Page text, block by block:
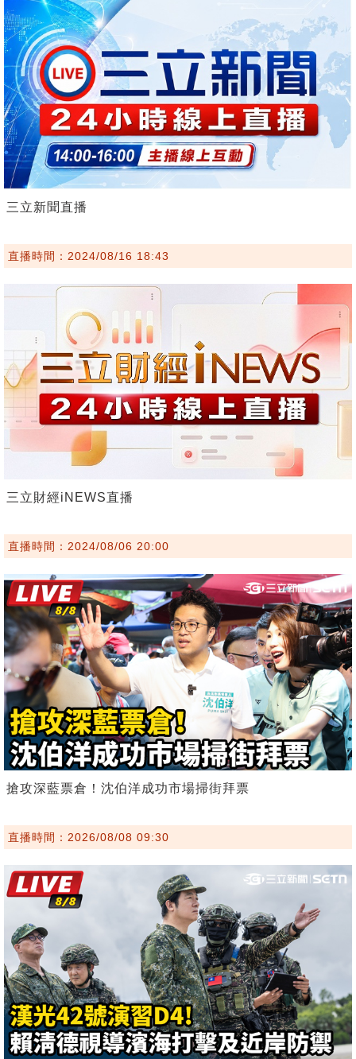
三立新聞直播
直播時間：2024/08/16 18:43
三立財經iNEWS直播
直播時間：2024/08/06 20:00
搶攻深藍票倉！沈伯洋成功市場掃街拜票
直播時間：2026/08/08 09:30